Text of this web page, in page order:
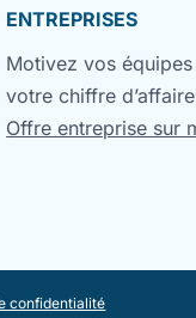
ENTREPRISES
Motivez vos
votre chiffre
Offre entreprise sur
confidentialité